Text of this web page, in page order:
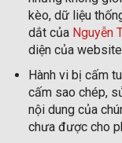
kèo, dữ liệu
dắt của Nguyễn
diện của
Hành vi bị cấm
cấm sao chép,
nội dung của
chưa được cho